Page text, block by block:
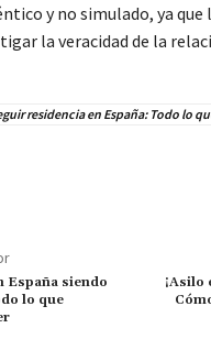
y no simulado, ya que
la veracidad de la
residencia en España: Todo lo
España siendo
lo que
¡Asilo